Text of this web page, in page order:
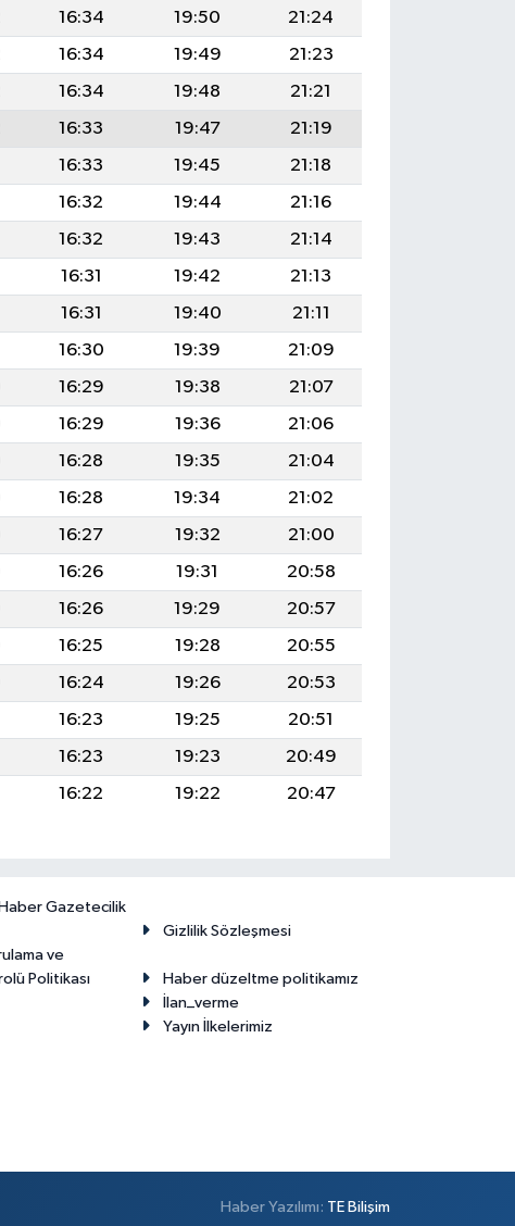
16:34 19:50
21:24
16:34 19:49
21:23
16:34 19:48
21:21
16:33 19:47
21:19
16:33 19:45
21:18
16:32 19:44
21:16
16:32 19:43
21:14
16:31 19:42
21:13
16:31 19:40
21:11
16:30 19:39
21:09
16:29 19:38
21:07
16:29 19:36
21:06
16:28 19:35
21:04
16:28 19:34
21:02
16:27 19:32
21:00
16:26 19:31
20:58
16:26 19:29
20:57
16:25 19:28
20:55
16:24 19:26
20:53
16:23 19:25
20:51
16:23 19:23
20:49
16:22 19:22 20:47
Gazetecilik
Gizlilik Sözleşmesi
ve
Politikası
Haber düzeltme politikamız
İlan_verme
Yayın İlkelerimiz
Haber Yazılımı: TE Bilişim